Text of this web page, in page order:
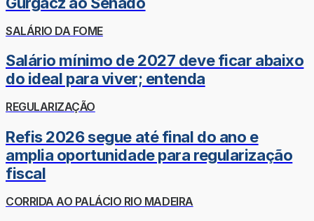
SALÁRIO DA FOME
Salário mínimo de 2027 deve ficar abaixo
do ideal para viver; entenda
REGULARIZAÇÃO
Refis 2026 segue até final do ano e
amplia oportunidade para regularização
fiscal
CORRIDA AO PALÁCIO RIO MADEIRA